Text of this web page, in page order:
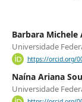
Barbara Michele
Universidade
https://orcid.org/
Naína Ariana
Universidade